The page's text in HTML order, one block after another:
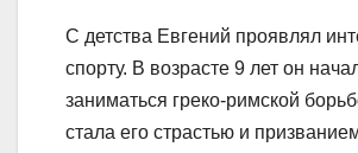
С детства Евгений проявлял
спорту. В возрасте 9 лет он
заниматься греко-римской
стала его страстью и